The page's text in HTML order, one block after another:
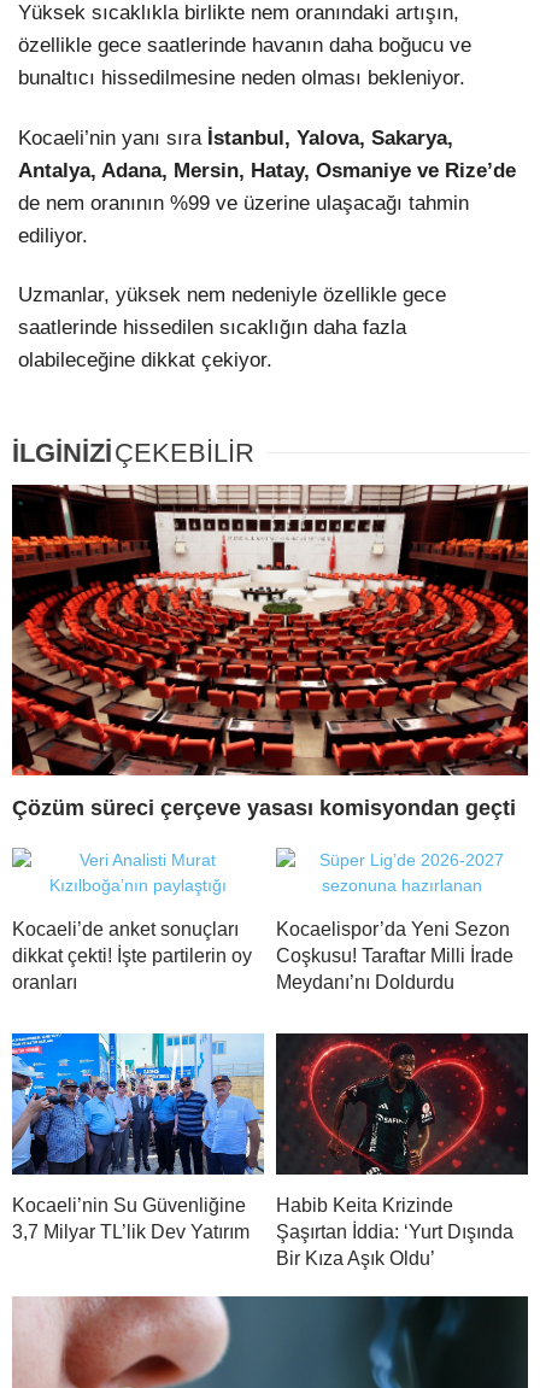
Yüksek sıcaklıkla birlikte nem oranındaki artışın,
özellikle gece saatlerinde havanın daha boğucu ve
bunaltıcı hissedilmesine neden olması bekleniyor.
Kocaeli’nin yanı sıra İstanbul, Yalova, Sakarya,
Antalya, Adana, Mersin, Hatay, Osmaniye ve Rize’de
de nem oranının %99 ve üzerine ulaşacağı tahmin
ediliyor.
Uzmanlar, yüksek nem nedeniyle özellikle gece
saatlerinde hissedilen sıcaklığın daha fazla
olabileceğine dikkat çekiyor.
İLGİNİZİÇEKEBİLİR
Çözüm süreci çerçeve yasası komisyondan geçti
Kocaeli’de anket sonuçları
dikkat çekti! İşte partilerin oy
oranları
Kocaelispor’da Yeni Sezon
Coşkusu! Taraftar Milli İrade
Meydanı’nı Doldurdu
Kocaeli’nin Su Güvenliğine
3,7 Milyar TL’lik Dev Yatırım
Habib Keita Krizinde
Şaşırtan İddia: ‘Yurt Dışında
Bir Kıza Aşık Oldu’